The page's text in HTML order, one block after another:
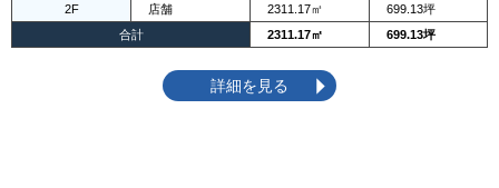
2F
店舗 2311.17㎡
699.13坪
合計
2311.17㎡ 699.13坪
詳細を見る